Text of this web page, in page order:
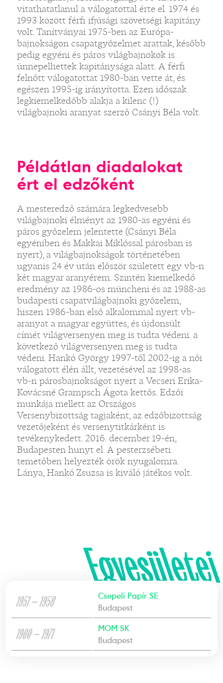
vitathatatlanul a válogatottal érte el. 1974 és
1993 között férfi ifjúsági szövetségi kapitány
volt. Tanítványai 1975-ben az Európa-
bajnokságon csapatgyőzelmet arattak, később
pedig egyéni és páros világbajnokok is
ünnepelhettek kapitánysága alatt. A férfi
felnőtt válogatottat 1980-ban vette át, és
egészen 1995-ig irányította. Ezen időszak
legkiemelkedőbb alakja a kilenc (!)
világbajnoki aranyat szerző Csányi Béla volt.
Példátlan diadalokat
ért el edzőként
A mesteredző számára legkedvesebb
világbajnoki élményt az 1980-as egyéni és
páros győzelem jelentette (Csányi Béla
egyéniben és Makkai Miklóssal párosban is
nyert), a világbajnokságok történetében
ugyanis 24 év után először született egy vb-n
két magyar aranyérem. Szintén kiemelkedő
eredmény az 1986-os müncheni és az 1988-as
budapesti csapatvilágbajnoki győzelem,
hiszen 1986-ban első alkalommal nyert vb-
aranyat a magyar együttes, és újdonsült
címét világversenyen meg is tudta védeni. a
következő világversenyen meg is tudta
védeni. Hankó György 1997-től 2002-ig a női
válogatott élén állt, vezetésével az 1998-as
vb-n párosbajnokságot nyert a Vecseri Erika-
Kovácsné Grampsch Ágota kettős. Edzői
munkája mellett az Országos
Versenybizottság tagjaként, az edzőbizottság
vezetőjeként és versenytitkárként is
tevékenykedett. 2016. december 19-én,
Budapesten hunyt el. A pesterzsébeti
temetőben helyezték örök nyugalomra.
Lánya, Hankó Zsuzsa is kiváló játékos volt.
Egyesületei
1951 — 1958
Csepeli Papír SE
Budapest
1960 — 1971
MOM SK
Budapest